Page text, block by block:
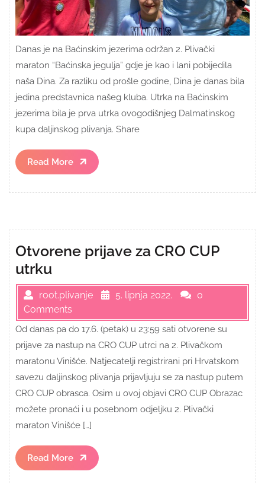
Danas je na Baćinskim jezerima održan 2. Plivački
maraton “Baćinska jegulja” gdje je kao i lani pobijedila
naša Dina. Za razliku od prošle godine, Dina je danas bila
jedina predstavnica našeg kluba. Utrka na Baćinskim
jezerima bila je prva utrka ovogodišnjeg Dalmatinskog
kupa daljinskog plivanja. Share
Read More
Read
More
Otvorene prijave za CRO CUP
utrku
root.plivanje 5. lipnja 2022.
0
Comments
Od danas pa do 17.6. (petak) u 23:59 sati otvorene su
prijave za nastup na CRO CUP utrci na 2. Plivačkom
maratonu Vinišće. Natjecatelji registrirani pri Hrvatskom
savezu daljinskog plivanja prijavljuju se za nastup putem
CRO CUP obrasca. Osim u ovoj objavi CRO CUP Obrazac
možete pronaći i u posebnom odjeljku 2. Plivački
maraton Vinišće […]
Read More
Read
More